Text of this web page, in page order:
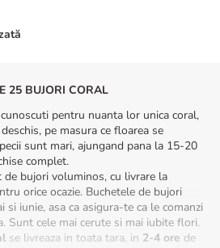
Felicitare cadou
25 BUJORI CORAL
pentru nuanta lor unica coral,
pe masura ce floarea se
sunt mari, ajungand pana la 15-20
complet.
de bujori voluminos, cu livrare la
orice ocazie. Buchetele de bujori
iunie, asa ca asigura-te ca le comanzi
Sunt cele mai cerute si mai iubite flori.
se livreaza in toata tara, in 2-4 ore de